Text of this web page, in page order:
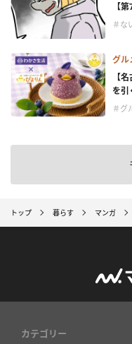
【
＃な
グル
【
を引
＃グ
トップ 暮らす マンガ
カテゴリー